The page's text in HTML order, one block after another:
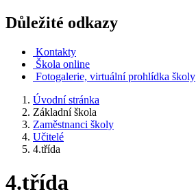
Důležité odkazy
Kontakty
Škola online
Fotogalerie, virtuální prohlídka školy
Úvodní stránka
Základní škola
Zaměstnanci školy
Učitelé
4.třída
4.třída